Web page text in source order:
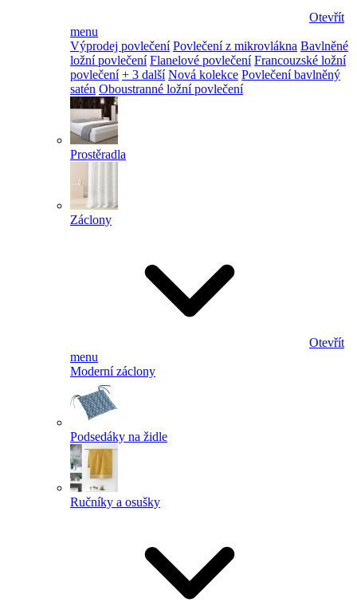
Otevřít
menu
Výprodej povlečení Povlečení z mikrovlákna Bavlněné
ložní povlečení Flanelové povlečení Francouzské ložní
povlečení + 3 další Nová kolekce Povlečení bavlněný
satén Oboustranné ložní povlečení
Prostěradla
Záclony
Otevřít
menu
Moderní záclony
Podsedáky na židle
Ručníky a osušky